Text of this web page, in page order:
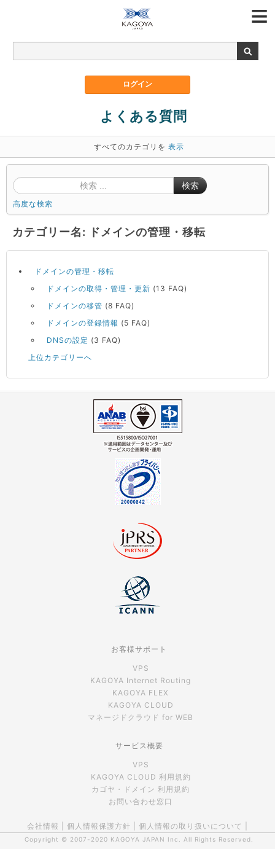
よくある質問
すべてのカテゴリを 表示
検索
高度な検索
カテゴリー名: ドメインの管理・移転
ドメインの管理・移転
ドメインの取得・管理・更新 (13 FAQ)
ドメインの移管 (8 FAQ)
ドメインの登録情報 (5 FAQ)
DNSの設定 (3 FAQ)
上位カテゴリーへ
お客様サポート
VPS
KAGOYA Internet Routing
KAGOYA FLEX
KAGOYA CLOUD
マネージドクラウド for WEB
サービス概要
VPS
KAGOYA CLOUD 利用規約
カゴヤ・ドメイン 利用規約
お問い合わせ窓口
会社情報 個人情報保護方針 個人情報の取り扱いについて
Copyright © 2007-2020 KAGOYA JAPAN Inc. All Rights Reserved.